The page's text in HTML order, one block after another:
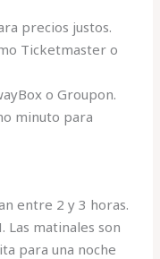
precios justos.
Ticketmaster o
o Groupon.
minuto para
entre 2 y 3 horas.
Las matinales son
para una noche